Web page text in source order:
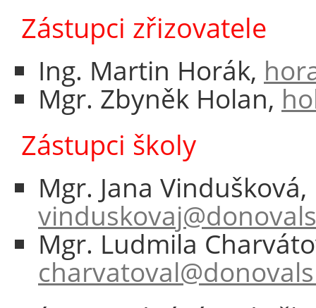
Zástupci zřizovatele
Ing. Martin Horák,
Mgr. Zbyněk Holan,
Zástupci školy
Mgr. Jana Vindušková,
Mgr. Ludmila